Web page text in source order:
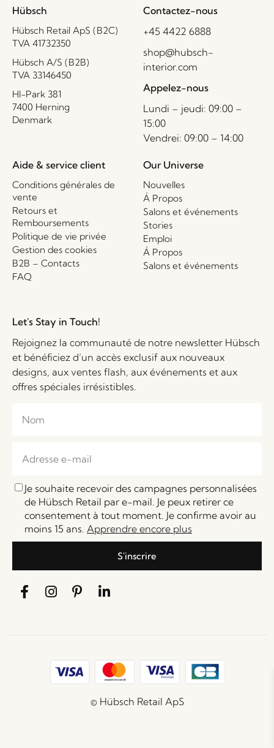
Hübsch
Hübsch Retail ApS (B2C)
TVA 41732350
Hübsch A/S (B2B)
TVA 33146450
HI-Park 381
7400 Herning
Denmark
Contactez-nous
+45 4422 6888
shop@hubsch-
interior.com
Appelez-nous
Lundi – jeudi: 09:00 –
15:00
Vendrei: 09:00 – 14:00
Aide & service client
Conditions générales de
vente
Retours et
Remboursements
Politique de vie privée
Gestion des cookies
B2B – Contacts
FAQ
Our Universe
Nouvelles
Á Propos
Salons et événements
Stories
Emploi
Á Propos
Salons et événements
Let's Stay in Touch!
Rejoignez la communauté de notre newsletter Hübsch
et bénéficiez d’un accès exclusif aux nouveaux
designs, aux ventes flash, aux événements et aux
offres spéciales irrésistibles.
Je souhaite recevoir des campagnes personnalisées
de Hübsch Retail par e-mail. Je peux retirer ce
consentement à tout moment. Je confirme avoir au
moins 15 ans. Apprendre encore plus
S'inscrire
© Hübsch Retail ApS